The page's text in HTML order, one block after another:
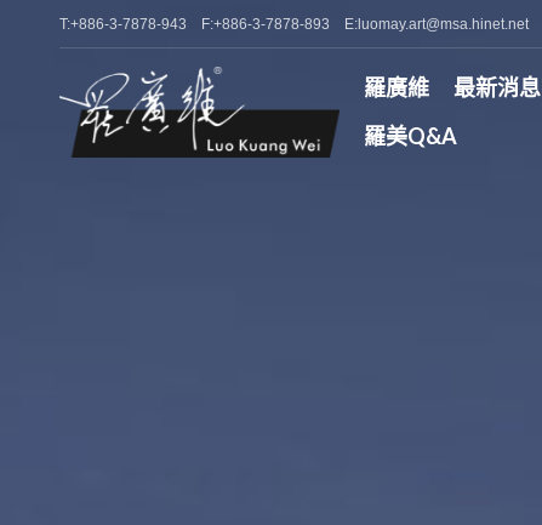
T:+886-3-7878-943 F:+886-3-7878-893 E:luomay.art@msa.hinet.net
羅廣維 最新消息
羅美Q&A